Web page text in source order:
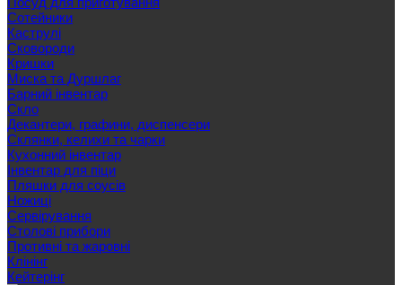
Сотейники
Каструлі
Сковороди
Кришки
Миска та Дуршлаг
Барний інвентар
Скло
Декантери, графини, диспенсери
Склянки, келихи та чарки
Кухонний інвентар
Інвентар для піци
Пляшки для соусів
Ножиці
Сервірування
Cтолові прибори
Противні та жаровні
Клінінг
Кейтерінг